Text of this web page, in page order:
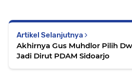
Artikel Selanjutnya
Akhirnya Gus Muhdlor Pilih
Jadi Dirut PDAM Sidoarjo